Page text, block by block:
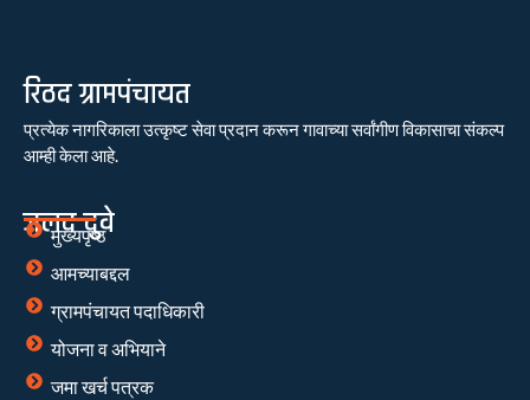
रिठद ग्रामपंचायत
प्रत्येक नागरिकाला उत्कृष्ट सेवा प्रदान करून गावाच्या सर्वांगीण विकासाचा संकल्प
आम्ही केला आहे.
जलद दुवे
मुख्यपृष्ठ
आमच्याबद्दल
ग्रामपंचायत पदाधिकारी
योजना व अभियाने
जमा खर्च पत्रक